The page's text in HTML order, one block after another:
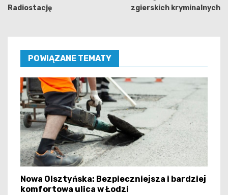
Radiostację
zgierskich kryminalnych
POWIĄZANE TEMATY
Nowa Olsztyńska: Bezpieczniejsza i bardziej
komfortowa ulica w Łodzi